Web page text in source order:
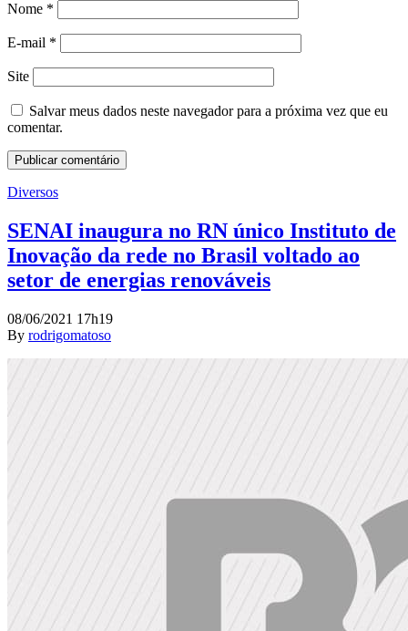
Nome *
E-mail *
Site
Salvar meus dados neste navegador para a próxima vez que eu
comentar.
Diversos
SENAI inaugura no RN único Instituto de
Inovação da rede no Brasil voltado ao
setor de energias renováveis
08/06/2021 17h19
By rodrigomatoso